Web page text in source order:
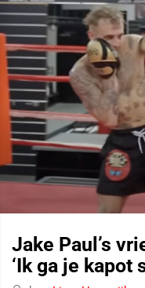
Jake Paul’s
‘Ik ga je kapot